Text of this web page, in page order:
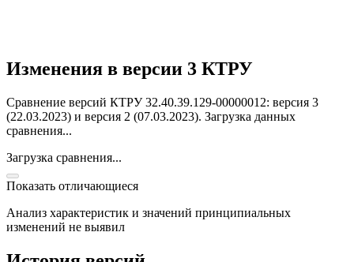
Изменения в версии 3 КТРУ
Сравнение версий КТРУ 32.40.39.129-00000012: версия 3
(22.03.2023) и версия 2 (07.03.2023). Загрузка данных
сравнения...
Загрузка сравнения...
Показать отличающиеся
Анализ характеристик и значений принципиальных
изменений не выявил